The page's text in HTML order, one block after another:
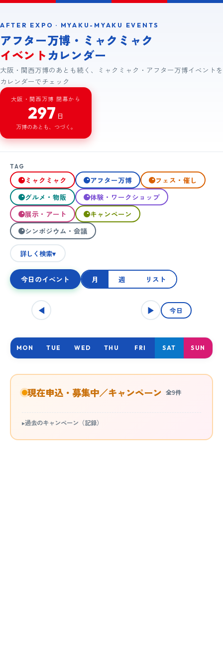
AFTER EXPO · MYAKU-MYAKU EVENTS
アフター万博・ミャクミャク
イベントカレンダー
大阪・関西万博のあとも続く、ミャクミャク・アフター万博イベントを
カレンダーでチェック
大阪・関西万博 閉幕から
297 日
万博のあとも、つづく。
TAG
ミャクミャク アフター万博
フェス・催し
グルメ・物販
体験・ワークショップ
展示・アート
キャンペーン
シンポジウム・会議
詳しく検索▾
今日のイベント 月 週 リスト
◀ ▶ 今日
MON TUE WED THU FRI SAT SUN
現在申込・募集中／キャンペーン 全9件
過去のキャンペーン（記録）